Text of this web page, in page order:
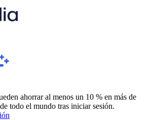
ahorrar al menos un 10 % en más de
todo el mundo tras iniciar sesión.